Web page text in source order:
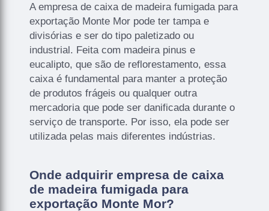
A empresa de caixa de madeira fumigada para
exportação Monte Mor pode ter tampa e
divisórias e ser do tipo paletizado ou
industrial. Feita com madeira pinus e
eucalipto, que são de reflorestamento, essa
caixa é fundamental para manter a proteção
de produtos frágeis ou qualquer outra
mercadoria que pode ser danificada durante o
serviço de transporte. Por isso, ela pode ser
utilizada pelas mais diferentes indústrias.
Onde adquirir empresa de caixa
de madeira fumigada para
exportação Monte Mor?